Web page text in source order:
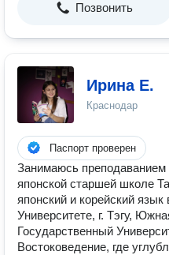
Позвонить
Ирина Е.
Краснодар
Паспорт проверен
Занимаюсь преподаванием
японской старшей школе
японский и корейский
Университете, г. Тэгу,
Государственный
Востоковедение, где